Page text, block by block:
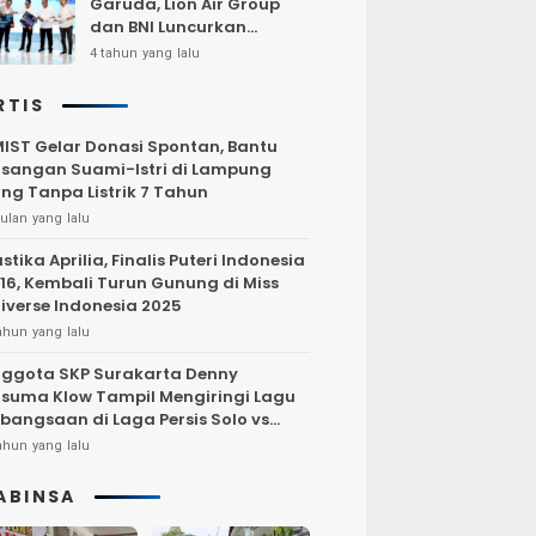
dan BNI Luncurkan
Program Terbang Hemat
4 tahun yang lalu
Gelar Donasi Spontan, Bantu
Suami-Istri di Lampung
Tanpa Listrik 7 Tahun
yang lalu
Aprilia, Finalis Puteri Indonesia
Kembali Turun Gunung di Miss
Indonesia 2025
yang lalu
SKP Surakarta Denny
Klow Tampil Mengiringi Lagu
di Laga Persis Solo vs
Jakarta
yang lalu